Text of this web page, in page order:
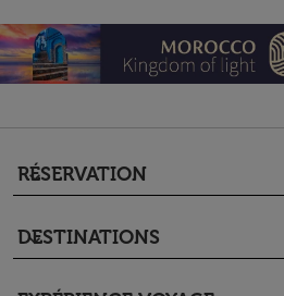
RÉSERVATION
keyboard_arrow_down
DESTINATIONS
keyboard_arrow_down